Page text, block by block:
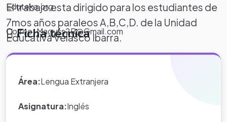
El trabajo esta dirigido para los estudiantes de
7mos años paraleos A,B,C,D. de la Unidad
Educativa Velasco Ibarra.
diferentes actividade.
Eduteka.org
Correo: Magyss2R@Gmail.com
Ficha técnica
Área:Lengua Extranjera
Asignatura:Inglés